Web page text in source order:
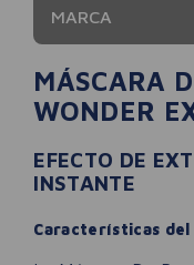
MARCA
MÁSCARA
WONDER
EFECTO DE
INSTANTE
Características